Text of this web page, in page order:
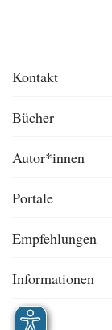
Kontakt
Bücher
Autor*innen
Portale
Empfehlungen
Informationen